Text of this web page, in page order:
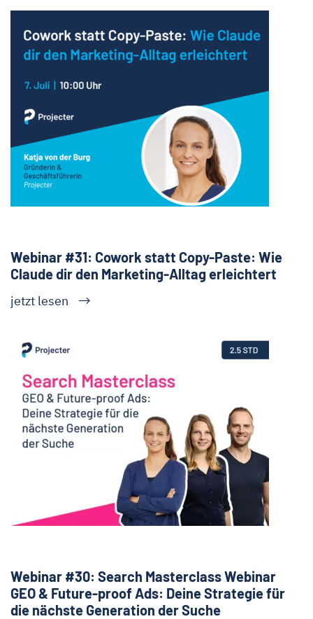
Webinar #31: Cowork statt Copy-Paste: Wie
Claude dir den Marketing-Alltag erleichtert
jetzt lesen
Webinar #30: Search Masterclass Webinar
GEO & Future-proof Ads: Deine Strategie für
die nächste Generation der Suche